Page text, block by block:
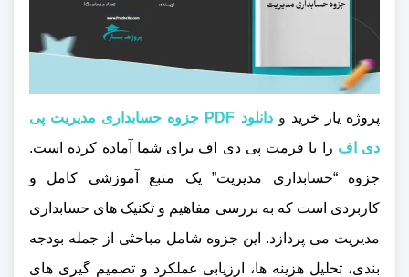
پروژه یار خرید و
دانلود PDF جزوه حسابداری مدیریت پی
دی اف را با فرمت پی دی اف برای شما آماده کرده است.
جزوه “حسابداری مدیریت” یک منبع آموزشی کامل و
کاربردی است که به بررسی مفاهیم و تکنیک‌ های حسابداری
مدیریت می‌ پردازد. این جزوه شامل مباحثی از جمله بودجه‌
بندی، تحلیل هزینه‌ ها، ارزیابی عملکرد و تصمیم‌ گیری‌ های